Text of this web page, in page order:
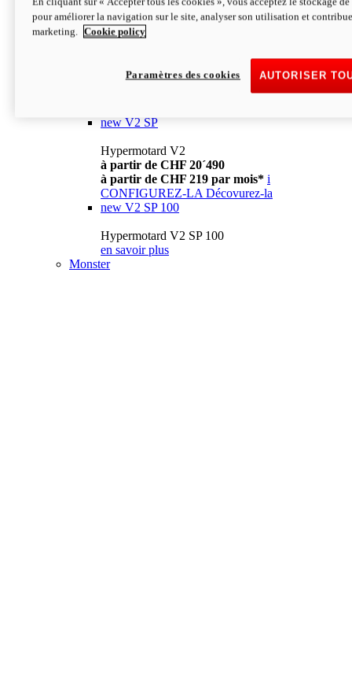
à partir de CHF 13´990 i
CONFIGUREZ-LA Décovurez-la
newV2
à partir de CHF 15´990
à partir de CHF 169 par mois* i
new V2 SP
Hypermotard V2
à partir de CHF 20´490
à partir de CHF 219 par mois* i
CONFIGUREZ-LA Décovurez-la
new V2 SP 100
Hypermotard V2 SP 100
en savoir plus
Monster
pour améliorer la navigation sur le site, analyser son utilisation et
marketing.
Cookie policy
AUTORISER
Paramètres des cookies